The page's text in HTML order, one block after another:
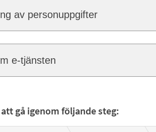
av personuppgifter
e-tjänsten
gå igenom följande steg: